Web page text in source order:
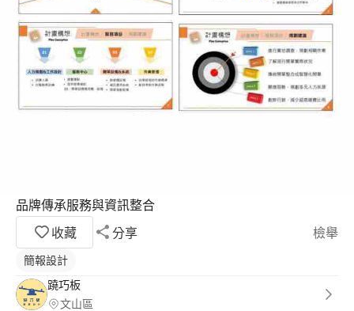
品牌傳承服務與資訊整合
收藏
分享 檢舉
簡報設計
蹺巧板
文山區